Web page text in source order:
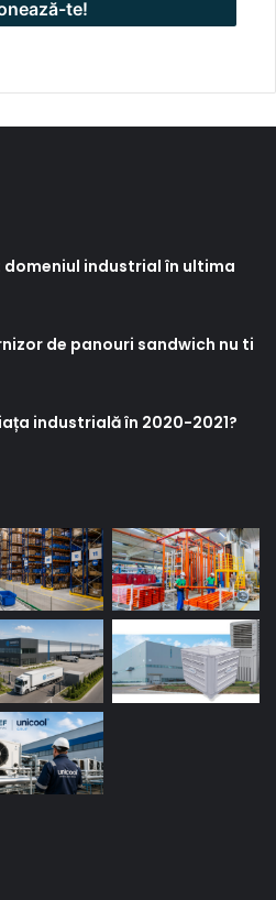
domeniul industrial în ultima
de panouri sandwich nu ti
industrială în 2020-2021?